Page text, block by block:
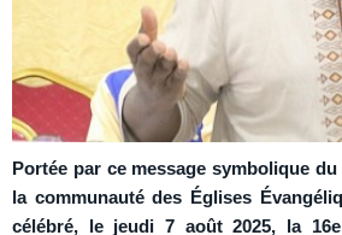
Portée par ce message symbolique
la communauté des Églises
célébré, le jeudi 7 août 2025, la